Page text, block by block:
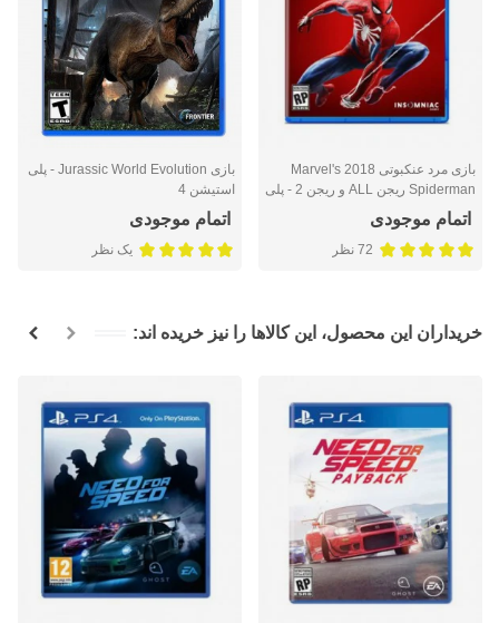
بازی مرد عنکبوتی 2018 Marvel's
Spiderman ریجن ALL و ریجن 2 - پلی
استیشن 4
اتمام موجودی
72 نظر
بازی Jurassic World Evolution - پلی
استیشن 4
اتمام موجودی
یک نظر
خریداران این محصول، این کالاها را نیز خریده اند: